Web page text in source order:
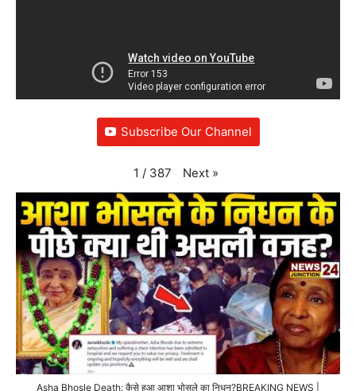
Subscribe Our Channel
1 / 387 Next »
Asha Bhosle Death: कैसे हुआ आशा भोसले का निधन?BREAKING NEWS |